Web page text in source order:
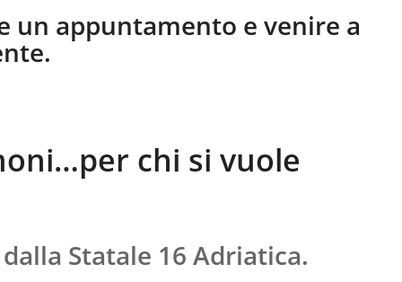
un appuntamento e venire a
chi si vuole
Statale 16 Adriatica.